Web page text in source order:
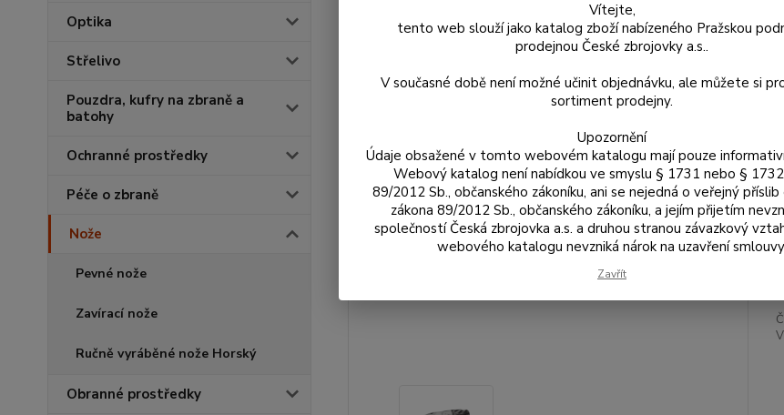
Optika
Střelivo
Pouzdra, kufry na zbraně a
batohy
Ochranné prostředky
Péče o zbraně
Nože
Pevné nože
Zavírací nože
Ručně vyráběné nože Horský
Obranné prostředky
Vítejte,
tento web slouží jako katalog zboží nabízeného Pražskou
prodejnou České zbrojovky a.s..
V současné době není možné učinit objednávku, ale můžete si
sortiment prodejny.
Upozornění
Údaje obsažené v tomto webovém katalogu mají pouze
Webový katalog není nabídkou ve smyslu § 1731 nebo §
89/2012 Sb., občanského zákoníku, ani se nejedná o veřejný
zákona 89/2012 Sb., občanského zákoníku, a jejím přijetím
společností Česká zbrojovka a.s. a druhou stranou závazkový
webového katalogu nevzniká nárok na uzavření
Zavřít